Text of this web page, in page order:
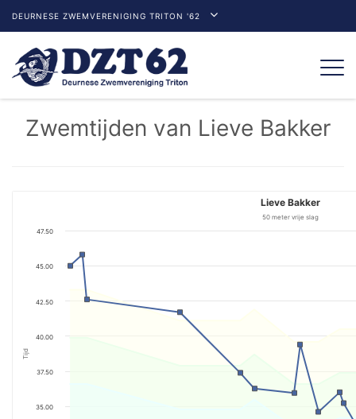
DEURNESE ZWEMVERENIGING TRITON '62
Zwemtijden van Lieve Bakker
Tijd
Lieve Bakker
50 meter vrije slag
35.00
37.50
40.00
42.50
45.00
47.50